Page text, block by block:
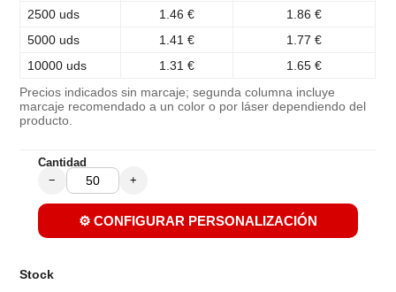
2500 uds
1.46 €
1.86 €
5000 uds
1.41 €
1.77 €
10000 uds
1.31 € 1.65 €
Precios indicados sin marcaje; segunda columna incluye
marcaje recomendado a un color o por láser dependiendo del
producto.
Cantidad
− +
⚙️ CONFIGURAR PERSONALIZACIÓN
Stock